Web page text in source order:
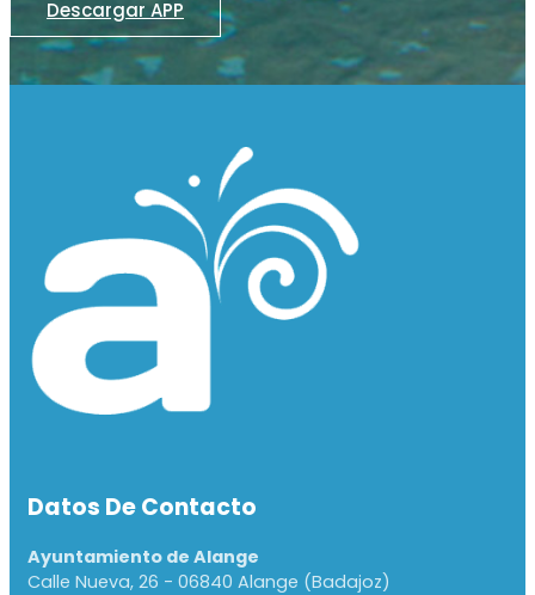
Descargar APP
Datos De Contacto
Ayuntamiento de Alange
Calle Nueva, 26 - 06840 Alange (Badajoz)